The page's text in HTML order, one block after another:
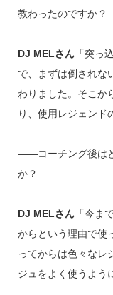
教わったのですか？
DJ MELさん「突っ
で、まずは倒されな
わりました。そこか
り、使用レジェンド
――コーチング後は
か？
DJ MELさん「今ま
からという理由で使
ってからは色々なレ
ジュをよく使うよう